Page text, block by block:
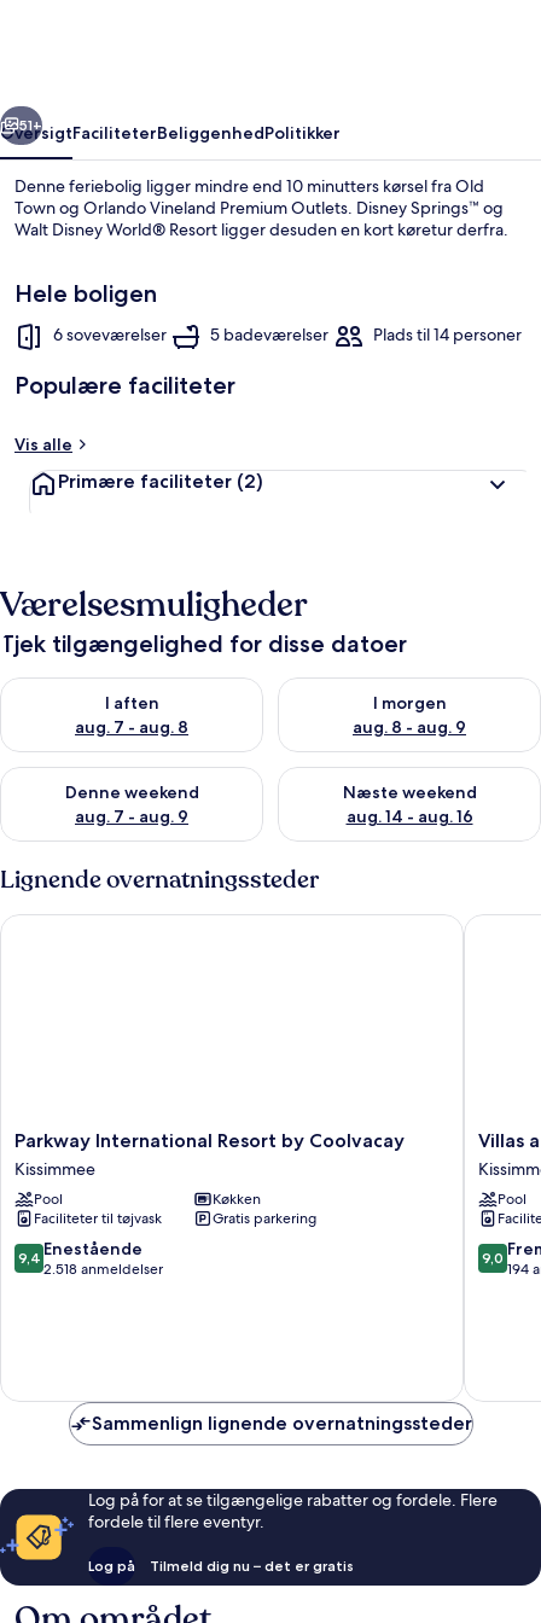
in
Prime
Storey
Lake
Næste
51+
OversigtFaciliteterBeliggenhedPolitikker
Denne feriebolig ligger mindre end 10 minutters kørsel fra Old
Town og Orlando Vineland Premium Outlets. Disney Springs™ og
Walt Disney World® Resort ligger desuden en kort køretur derfra.
Hele boligen
6 soveværelser 5 badeværelser Plads til 14 personer
Populære faciliteter
Vis alle
Primære faciliteter (2)
Værelsesmuligheder
Tjek tilgængelighed for disse datoer
I aften
aug. 7 - aug. 8
Tjek tilgængelighed for i aften aug. 7 - aug. 8
I morgen
aug. 8 - aug. 9
Tjek tilgængelighed for i
Denne weekend
aug. 7 - aug. 9
Tjek tilgængelighed for denne weekend aug. 7 - aug. 9
Næste weekend
aug. 14 - aug. 16
Tjek tilgængelighed for næste
Lignende overnatningssteder
Parkway
International
Resort
by
Coolvacay
Kissimmee
Parkway International Resort by Coolvacay
Kissimmee
Pool
Køkken
Faciliteter til tøjvask
Gratis parkering
9.4
ud
9,4 Enestående
2.518 anmeldelser
Parkway International Resort by Coolvacay
Villas
at
Fortune
Place
Villas
Pool
9.0
ud
9,0
194
Villas at
Sammenlign lignende overnatningssteder
Log på for at se tilgængelige rabatter og fordele. Flere
fordele til flere eventyr.
Log på Tilmeld dig nu – det er gratis